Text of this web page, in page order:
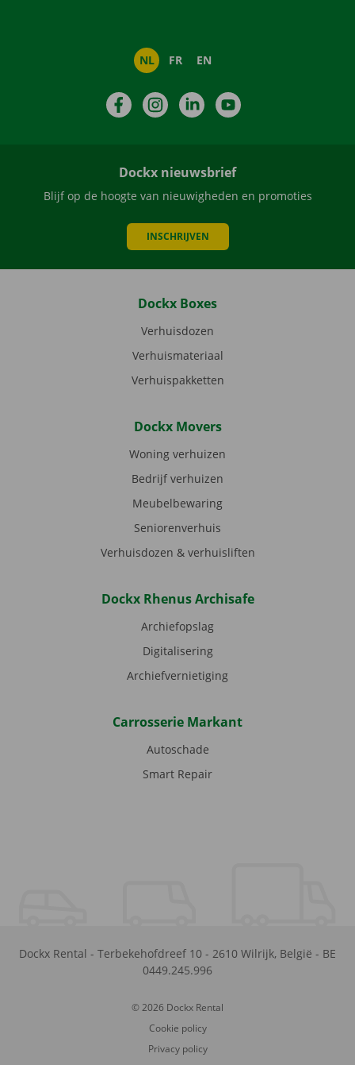
NL FR EN
FacebookInstagramLinkedIn
Dockx nieuwsbrief
Blijf op de hoogte van nieuwigheden en promoties
INSCHRIJVEN
Dockx Boxes
Verhuisdozen
Verhuismateriaal
Verhuispakketten
Dockx Movers
Woning verhuizen
Bedrijf verhuizen
Meubelbewaring
Seniorenverhuis
Verhuisdozen & verhuisliften
Dockx Rhenus Archisafe
Archiefopslag
Digitalisering
Archiefvernietiging
Carrosserie Markant
Autoschade
Smart Repair
Dockx Rental - Terbekehofdreef 10 - 2610 Wilrijk, België - BE
0449.245.996
© 2026 Dockx Rental
Cookie policy
Privacy policy